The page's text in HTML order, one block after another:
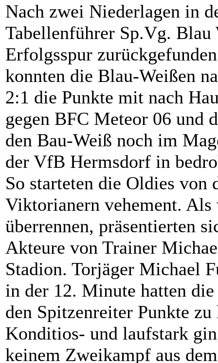
Nach zwei Niederlagen in
Tabellenführer Sp.Vg.
Erfolgsspur
konnten die Blau-Weißen
2:1 die Punkte mit nach
gegen BFC Meteor 06 und
den Bau-Weiß noch im
der VfB Hermsdorf in
So starteten die Oldies von
Viktorianern vehement. Als
überrennen, präsentierten
Akteure von Trainer
Stadion. Torjäger Michael
in der 12. Minute hatten
den Spitzenreiter Punkte
Konditios- und laufstark
keinem Zweikampf aus